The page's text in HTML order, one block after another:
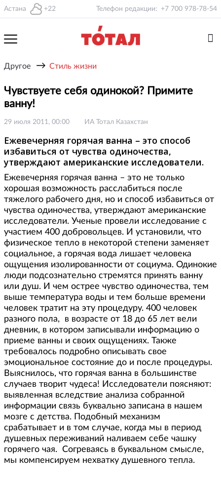
Астана +22 Телефон редакции: +7 700 978-78-54
Другое → Стиль жизни
Чувствуете себя одинокой? Примите
ванну!
29 июля 2011, 00:00 ИА Тотал Казахстан
Ежевечерняя горячая ванна – это способ
избавиться от чувства одиночества,
утверждают американские исследователи.
Ежевечерняя горячая ванна – это не только
хорошая возможность расслабиться после
тяжелого рабочего дня, но и способ избавиться от
чувства одиночества, утверждают американские
исследователи. Ученые провели исследование с
участием 400 добровольцев. И установили, что
физическое тепло в некоторой степени заменяет
социальное, а горячая вода лишает человека
ощущения изолированности от социума. Одинокие
люди подсознательно стремятся принять ванну
или душ. И чем острее чувство одиночества, тем
выше температура воды и тем больше времени
человек тратит на эту процедуру. 400 человек
разного пола, в возрасте от 18 до 65 лет вели
дневник, в котором записывали информацию о
приеме ванны и своих ощущениях. Также
требовалось подробно описывать свое
эмоциональное состояние до и после процедуры.
Выяснилось, что горячая ванна в большинстве
случаев творит чудеса! Исследователи поясняют:
выявленная вследствие анализа собранной
информации связь буквально записана в нашем
мозге с детства. Подобный механизм
срабатывает и в том случае, когда мы в период
душевных переживаний наливаем себе чашку
горячего чая. Согреваясь в буквальном смысле,
мы компенсируем нехватку душевного тепла.